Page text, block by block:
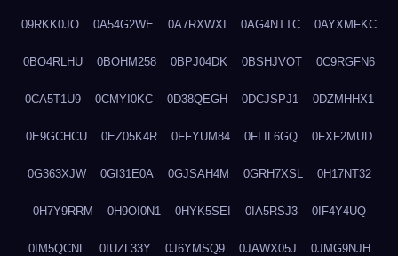
09RKK0JO 0A54G2WE 0A7RXWXI 0AG4NTTC 0AYXMFKC
0BO4RLHU 0BOHM258 0BPJ04DK 0BSHJVOT 0C9RGFN6
0CA5T1U9 0CMYI0KC 0D38QEGH 0DCJSPJ1 0DZMHHX1
0E9GCHCU 0EZ05K4R 0FFYUM84 0FLIL6GQ 0FXF2MUD
0G363XJW 0GI31E0A 0GJSAH4M 0GRH7XSL 0H17NT32
0H7Y9RRM 0H9OI0N1 0HYK5SEI 0IA5RSJ3 0IF4Y4UQ
0IM5QCNL 0IUZL33Y 0J6YMSQ9 0JAWX05J 0JMG9NJH